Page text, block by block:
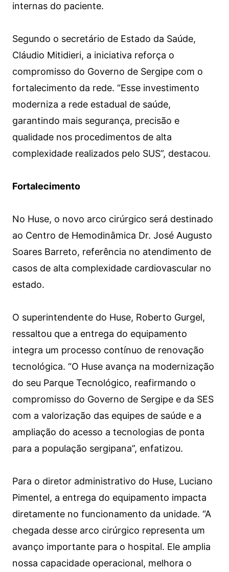
internas do paciente.
Segundo o secretário de Estado da Saúde,
Cláudio Mitidieri, a iniciativa reforça o
compromisso do Governo de Sergipe com o
fortalecimento da rede. “Esse investimento
moderniza a rede estadual de saúde,
garantindo mais segurança, precisão e
qualidade nos procedimentos de alta
complexidade realizados pelo SUS”, destacou.
Fortalecimento
No Huse, o novo arco cirúrgico será destinado
ao Centro de Hemodinâmica Dr. José Augusto
Soares Barreto, referência no atendimento de
casos de alta complexidade cardiovascular no
estado.
O superintendente do Huse, Roberto Gurgel,
ressaltou que a entrega do equipamento
integra um processo contínuo de renovação
tecnológica. “O Huse avança na modernização
do seu Parque Tecnológico, reafirmando o
compromisso do Governo de Sergipe e da SES
com a valorização das equipes de saúde e a
ampliação do acesso a tecnologias de ponta
para a população sergipana”, enfatizou.
Para o diretor administrativo do Huse, Luciano
Pimentel, a entrega do equipamento impacta
diretamente no funcionamento da unidade. “A
chegada desse arco cirúrgico representa um
avanço importante para o hospital. Ele amplia
nossa capacidade operacional, melhora o